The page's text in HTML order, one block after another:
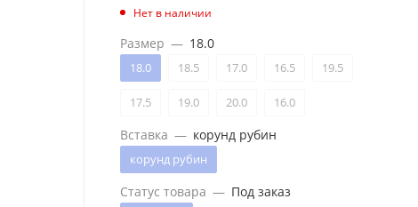
Нет в наличии
Размер — 18.0
18.0 18.5 17.0 16.5 19.5
17.5 19.0 20.0 16.0
Вставка — корунд рубин
корунд рубин
Статус товара — Под заказ